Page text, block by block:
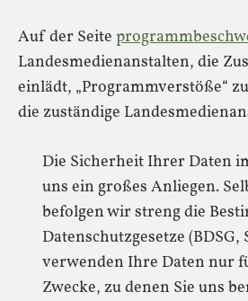
Auf der Seite
Landesmedienanstalten, die
einlädt, „Programmverstöße“
die zuständige
Die Sicherheit Ihrer Daten
uns ein großes Anliegen.
befolgen wir streng die
Datenschutzgesetze (BDSG,
verwenden Ihre Daten nur
Zwecke, zu denen Sie uns